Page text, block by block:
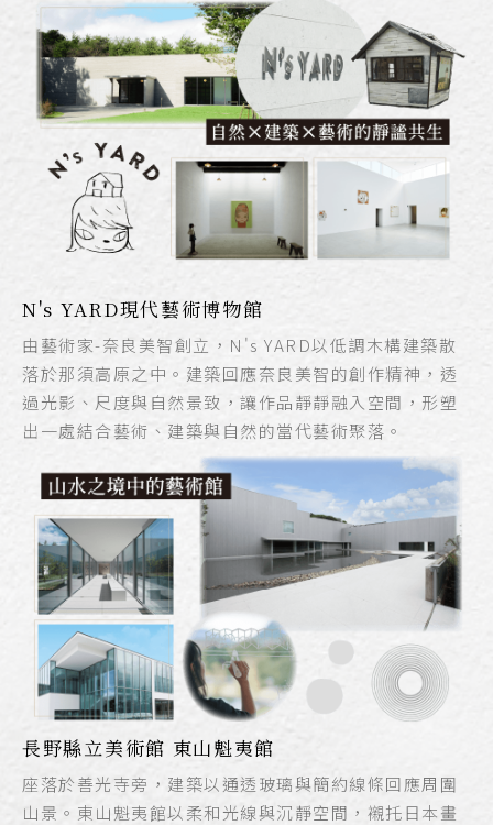
N's YARD現代藝術博物館
由藝術家-奈良美智創立，N's YARD以低調木構建築散
落於那須高原之中。建築回應奈良美智的創作精神，透
過光影、尺度與自然景致，讓作品靜靜融入空間，形塑
出一處結合藝術、建築與自然的當代藝術聚落。
長野縣立美術館 東山魁夷館
座落於善光寺旁，建築以通透玻璃與簡約線條回應周圍
山景。東山魁夷館以柔和光線與沉靜空間，襯托日本畫